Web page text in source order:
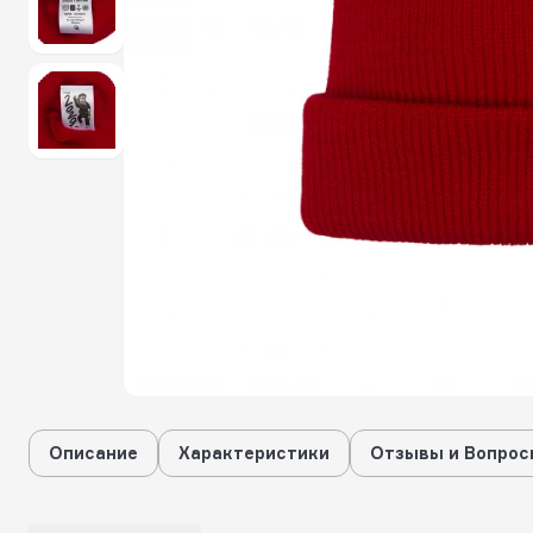
Описание Характеристики Отзывы и